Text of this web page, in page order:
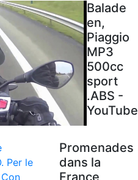
Balade
en,
Piaggio
MP3
500cc
sport
.ABS -
YouTube
Promenades
dans la
France